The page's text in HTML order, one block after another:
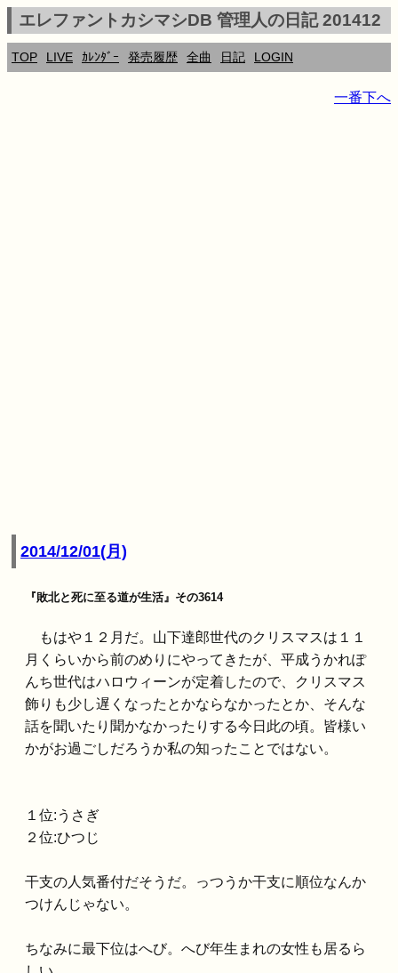
エレファントカシマシDB 管理人の日記 201412
TOP LIVE ｶﾚﾝﾀﾞｰ 発売履歴 全曲 日記 LOGIN
一番下へ
2014/12/01(月)
『敗北と死に至る道が生活』その3614
もはや１２月だ。山下達郎世代のクリスマスは１１
月くらいから前のめりにやってきたが、平成うかれぽ
んち世代はハロウィーンが定着したので、クリスマス
飾りも少し遅くなったとかならなかったとか、そんな
話を聞いたり聞かなかったりする今日此の頃。皆様い
かがお過ごしだろうか私の知ったことではない。
１位:うさぎ
２位:ひつじ
干支の人気番付だそうだ。っつうか干支に順位なんか
つけんじゃない。
ちなみに最下位はへび。へび年生まれの女性も居るら